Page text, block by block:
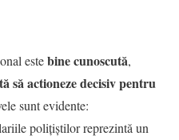
estebine cunoscută,
să actioneze decisiv pentru
sunt evidente:
polițiștilor reprezintă un